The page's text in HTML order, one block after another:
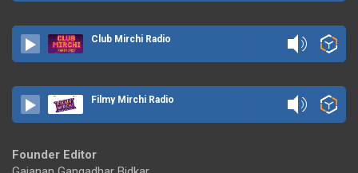
Club Mirchi Radio
Filmy Mirchi Radio
Founder Editor